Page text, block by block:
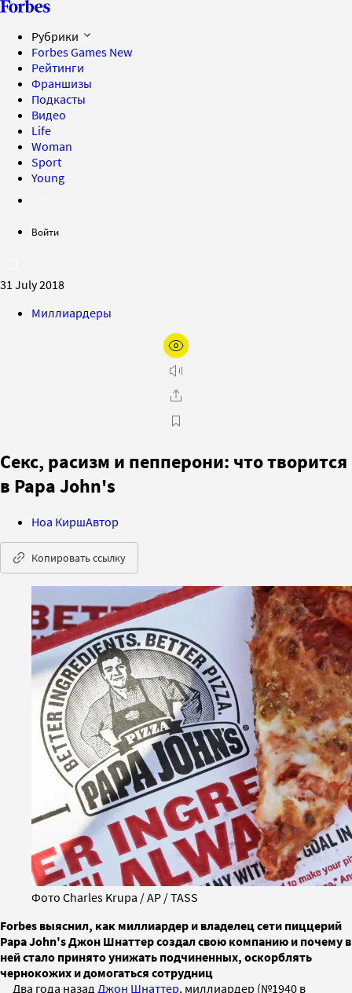
Рубрики
Forbes Games New
Рейтинги
Франшизы
Подкасты
Видео
Life
Woman
Sport
Young
Войти
31 July 2018
Миллиардеры
Секс, расизм и пепперони: что творится
в Papa John's
Ноа КиршАвтор
Копировать ссылку
Фото Charles Krupa / AP / TASS
Forbes выяснил, как миллиардер и владелец сети пиццерий
Papa John's Джон Шнаттер создал свою компанию и почему в
ней стало принято унижать подчиненных, оскорблять
чернокожих и домогаться сотрудниц
Два года назад Джон Шнаттер, миллиардер (№1940 в